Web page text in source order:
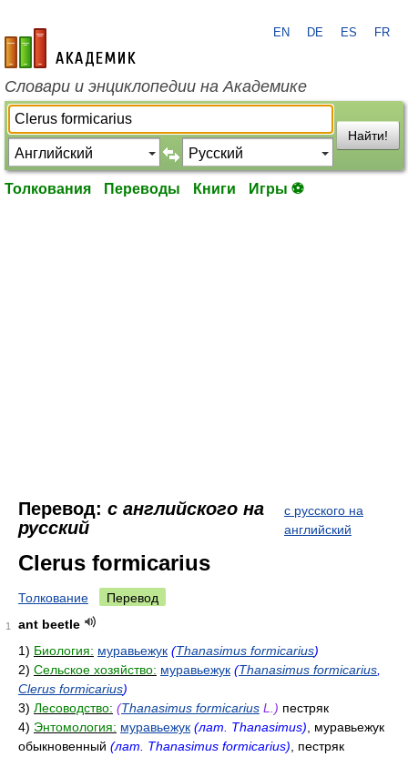
academic.ru
EN DE ES FR
Словари и энциклопедии на Академике
Найти!
Толкования Переводы Книги Игры ⚽
Перевод: с английского на
русский
с русского на
английский
Clerus formicarius
Толкование Перевод
1
ant beetle
1) Биология: муравьежук (Thanasimus formicarius)
2) Сельское хозяйство: муравьежук (Thanasimus formicarius
Clerus formicarius)
3) Лесоводство: (Thanasimus formicarius L.) пестряк
4) Энтомология: муравьежук (лат. Thanasimus) , муравьежук
обыкновенный (лат. Thanasimus formicarius) , пестряк